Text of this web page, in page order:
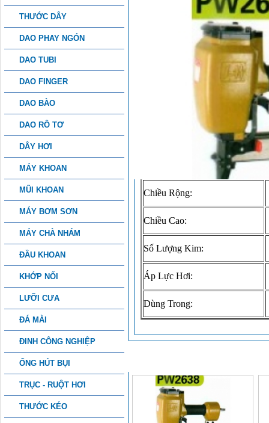
THƯỚC DÂY
DAO PHAY NGÓN
DAO TUBI
DAO FINGER
DAO BÀO
DAO RÔ TƠ
DÂY HƠI
MÁY KHOAN
MŨI KHOAN
MÁY BƠM SƠN
MÁY CHÀ NHÁM
ĐẦU KHOAN
KHỚP NỐI
LƯỠI CƯA
ĐÁ MÀI
ĐINH CÔNG NGHIỆP
ỐNG HÚT BỤI
TRỤC - RUỘT HƠI
THƯỚC KÉO
THÔNG TIN CHI TIẾT
MÁY BẮN ĐINH MEITE
Chiều Rộng:
Chiều Cao:
Số Lượng Kim:
Áp Lực Hơi:
Dùng Trong: